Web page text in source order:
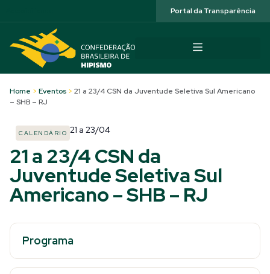
Portal da Transparência
Home > Eventos > 21 a 23/4 CSN da Juventude Seletiva Sul Americano
– SHB – RJ
CALENDÁRIO 21 a 23/04
21 a 23/4 CSN da
Juventude Seletiva Sul
Americano – SHB – RJ
Programa